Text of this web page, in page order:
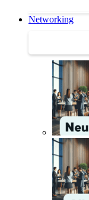
Networking